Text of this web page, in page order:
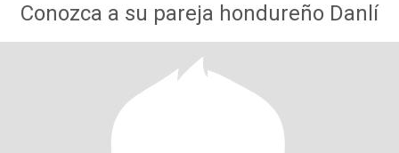
Conozca a su pareja hondureño Danlí